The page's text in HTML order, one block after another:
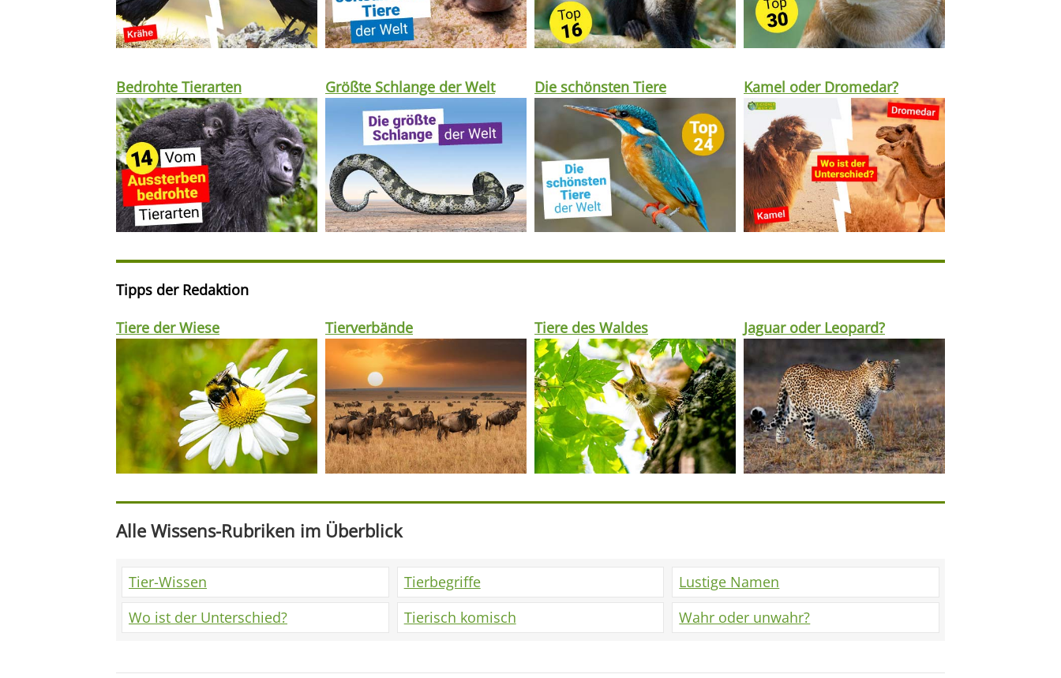
Bedrohte Tierarten Größte Schlange der Welt Die schönsten Tiere Kamel oder Dromedar?
Tipps der Redaktion
Tiere der Wiese
Tierverbände Tiere des Waldes Jaguar oder Leopard?
Alle Wissens-Rubriken im Überblick
Tier-Wissen
Wo ist der Unterschied?
Tierbegriffe
Tierisch komisch
Lustige Namen
Wahr oder unwahr?